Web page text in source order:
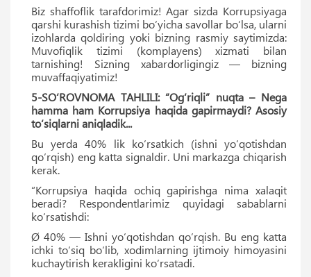
Biz shaffoflik tarafdorimiz! Agar sizda Korrupsiyaga
qarshi kurashish tizimi bo‘yicha savollar bo‘lsa, ularni
izohlarda qoldiring yoki bizning rasmiy saytimizda:
Muvofiqlik tizimi (komplayens) xizmati bilan
tarnishing! Sizning xabardorligingiz — bizning
muvaffaqiyatimiz!
5-SO‘ROVNOMA TAHLILI: “Og‘riqli” nuqta – Nega
hamma ham Korrupsiya haqida gapirmaydi? Asosiy
to‘siqlarni aniqladik...
Bu yerda 40% lik ko‘rsatkich (ishni yo‘qotishdan
qo‘rqish) eng katta signaldir. Uni markazga chiqarish
kerak.
“Korrupsiya haqida ochiq gapirishga nima xalaqit
beradi? Respondentlarimiz quyidagi sabablarni
ko‘rsatishdi:
Ø 40% — Ishni yo‘qotishdan qo‘rqish. Bu eng katta
ichki to‘siq bo‘lib, xodimlarning ijtimoiy himoyasini
kuchaytirish kerakligini ko‘rsatadi.